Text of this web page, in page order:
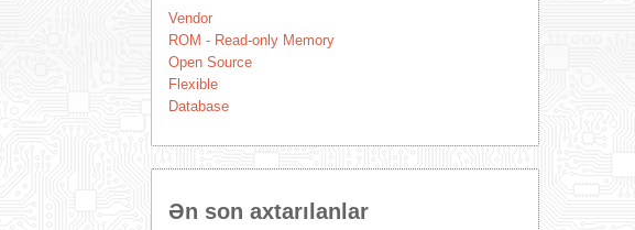
Vendor
ROM - Read-only Memory
Open Source
Flexible
Database
Ən son axtarılanlar